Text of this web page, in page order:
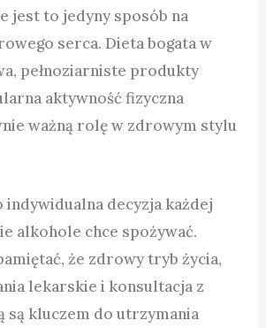
jest to jedyny sposób na
serca. Dieta bogata w
pełnoziarniste produkty
aktywność fizyczna
ważną rolę w zdrowym stylu
indywidualna decyzja każdej
alkohole chce spożywać.
że zdrowy tryb życia,
lekarskie i konsultacja z
są kluczem do utrzymania